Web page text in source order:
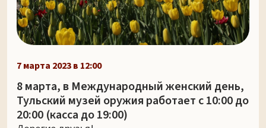
7 марта 2023 в 12:00
8 марта, в Международный женский день,
Тульский музей оружия работает с 10:00 до
20:00 (касса до 19:00)